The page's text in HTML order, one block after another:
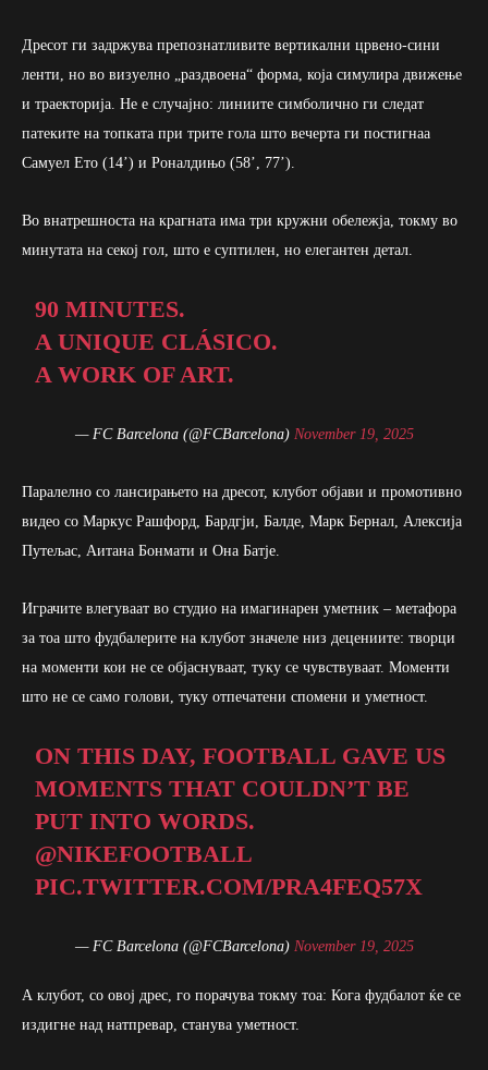
Дресот ги задржува препознатливите вертикални црвено-сини
ленти, но во визуелно „раздвоена“ форма, која симулира движење
и траекторија. Не е случајно: линиите симболично ги следат
патеките на топката при трите гола што вечерта ги постигнаа
Самуел Ето (14’) и Роналдињо (58’, 77’).
Во внатрешноста на крагната има три кружни обележја, токму во
минутата на секој гол, што е суптилен, но елегантен детал.
90 MINUTES.
A UNIQUE CLÁSICO.
A WORK OF ART.
— FC Barcelona (@FCBarcelona) November 19, 2025
Паралелно со лансирањето на дресот, клубот објави и промотивно
видео со Маркус Рашфорд, Бардгји, Балде, Марк Бернал, Алексија
Путељас, Аитана Бонмати и Она Батје.
Играчите влегуваат во студио на имагинарен уметник – метафора
за тоа што фудбалерите на клубот значеле низ децениите: творци
на моменти кои не се објаснуваат, туку се чувствуваат. Моменти
што не се само голови, туку отпечатени спомени и уметност.
ON THIS DAY, FOOTBALL GAVE US
MOMENTS THAT COULDN’T BE
PUT INTO WORDS.
@NIKEFOOTBALL
PIC.TWITTER.COM/PRA4FEQ57X
— FC Barcelona (@FCBarcelona) November 19, 2025
А клубот, со овој дрес, го порачува токму тоа: Кога фудбалот ќе се
издигне над натпревар, станува уметност.